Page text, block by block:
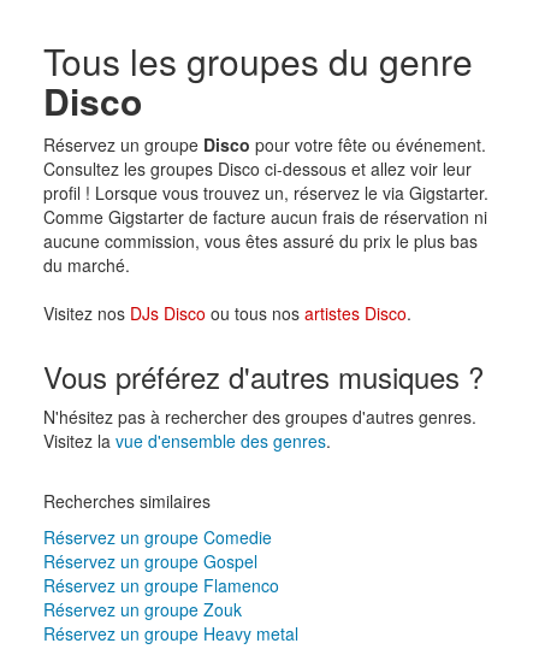
Tous les groupes du genre
Disco
Réservez un groupe Disco pour votre fête ou événement.
Consultez les groupes Disco ci-dessous et allez voir leur
profil ! Lorsque vous trouvez un, réservez le via Gigstarter.
Comme Gigstarter de facture aucun frais de réservation ni
aucune commission, vous êtes assuré du prix le plus bas
du marché.
Visitez nos DJs Disco ou tous nos artistes Disco.
Vous préférez d'autres musiques ?
N'hésitez pas à rechercher des groupes d'autres genres.
Visitez la vue d'ensemble des genres.
Recherches similaires
Réservez un groupe Comedie
Réservez un groupe Gospel
Réservez un groupe Flamenco
Réservez un groupe Zouk
Réservez un groupe Heavy metal